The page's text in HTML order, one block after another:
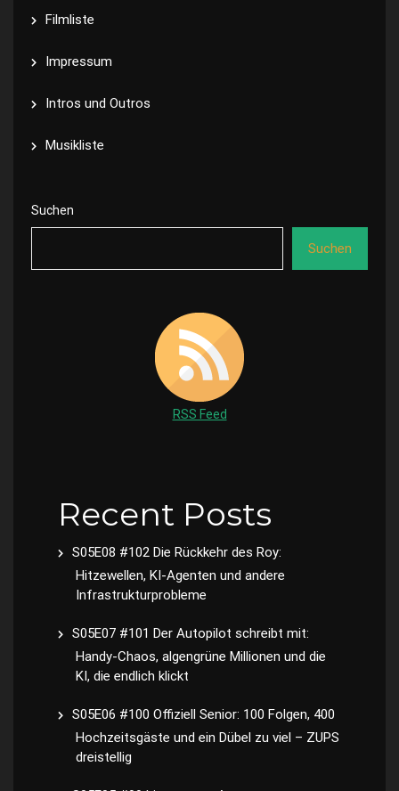
Filmliste
Impressum
Intros und Outros
Musikliste
Suchen
Suchen
RSS Feed
Recent Posts
S05E08 #102 Die Rückkehr des Roy:
Hitzewellen, KI-Agenten und andere
Infrastrukturprobleme
S05E07 #101 Der Autopilot schreibt mit:
Handy-Chaos, algengrüne Millionen und die
KI, die endlich klickt
S05E06 #100 Offiziell Senior: 100 Folgen, 400
Hochzeitsgäste und ein Dübel zu viel – ZUPS
dreistellig